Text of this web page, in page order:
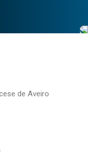
de Aveiro